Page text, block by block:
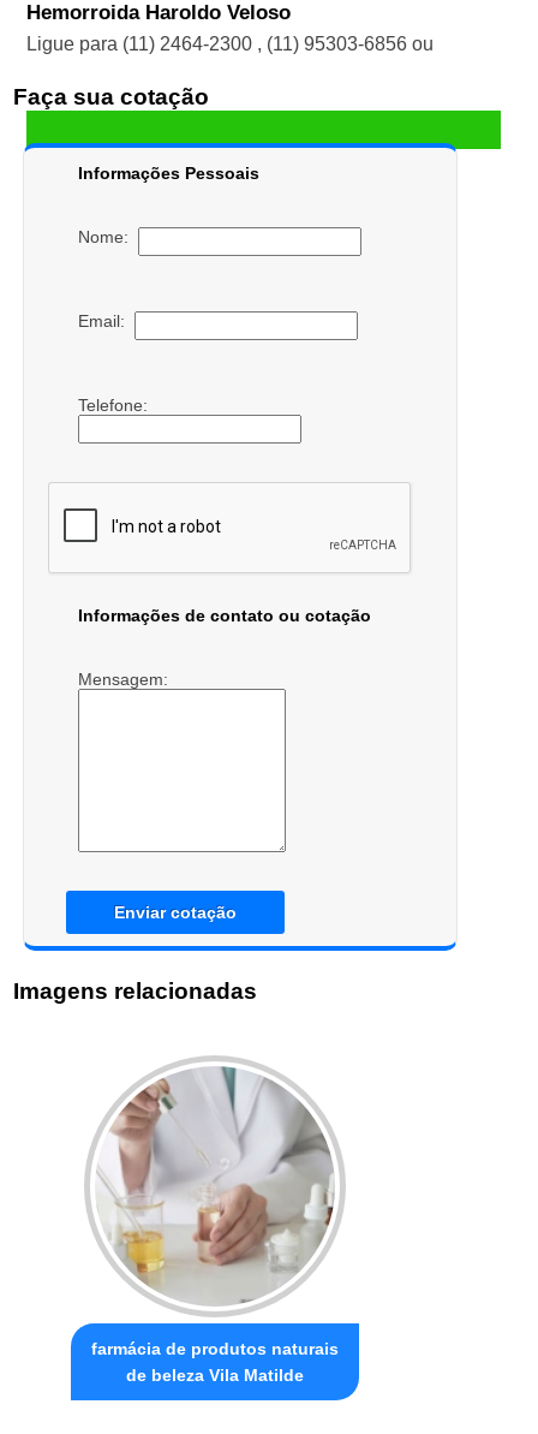
Hemorroida Haroldo Veloso
Ligue para (11) 2464-2300 , (11) 95303-6856 ou
Faça sua cotação
Informações Pessoais
Nome:
Email:
Telefone:
Informações de contato ou cotação
Mensagem:
Enviar cotação
Imagens relacionadas
farmácia de produtos naturais
de beleza Vila Matilde